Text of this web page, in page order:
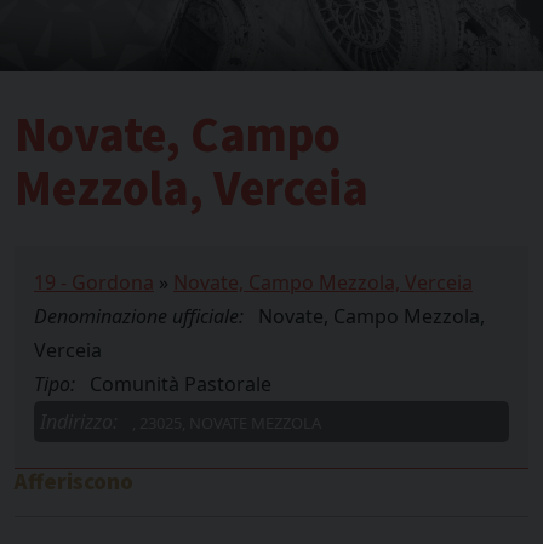
Novate, Campo
Mezzola, Verceia
19 - Gordona » Novate, Campo Mezzola, Verceia
Denominazione ufficiale:
Novate, Campo Mezzola,
Verceia
Tipo:
Comunità Pastorale